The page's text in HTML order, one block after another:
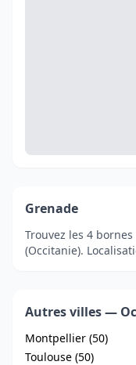
Grenade
Trouvez les 4
(Occitanie).
Autres villes —
Montpellier (50)
Toulouse (50)